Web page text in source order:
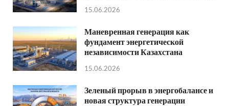
15.06.2026
Маневренная генерация как
фундамент энергетической
независимости Казахстана
15.06.2026
Зеленый прорыв в энергобалансе и
новая структура генерации